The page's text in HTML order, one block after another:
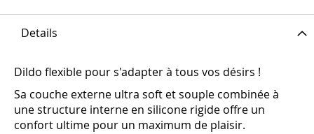
Details
Dildo flexible pour s'adapter à tous vos désirs !
Sa couche externe ultra soft et souple combinée à
une structure interne en silicone rigide offre un
confort ultime pour un maximum de plaisir.